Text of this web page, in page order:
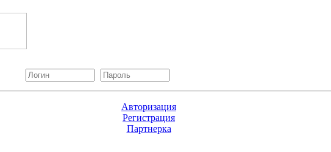
Авторизация
Регистрация
Партнерка